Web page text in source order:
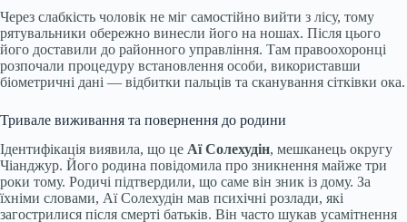
Через слабкість чоловік не міг самостійно вийти з лісу, тому
рятувальники обережно винесли його на ношах. Після цього
його доставили до районного управління. Там правоохоронці
розпочали процедуру встановлення особи, використавши
біометричні дані — відбитки пальців та сканування сітківки ока.
Тривале виживання та повернення до родини
Ідентифікація виявила, що це Аї Солехудін, мешканець округу
Чіанджур. Його родина повідомила про зникнення майже три
роки тому. Родичі підтвердили, що саме він зник із дому. За
їхніми словами, Аї Солехудін мав психічні розлади, які
загострилися після смерті батьків. Він часто шукав усамітнення